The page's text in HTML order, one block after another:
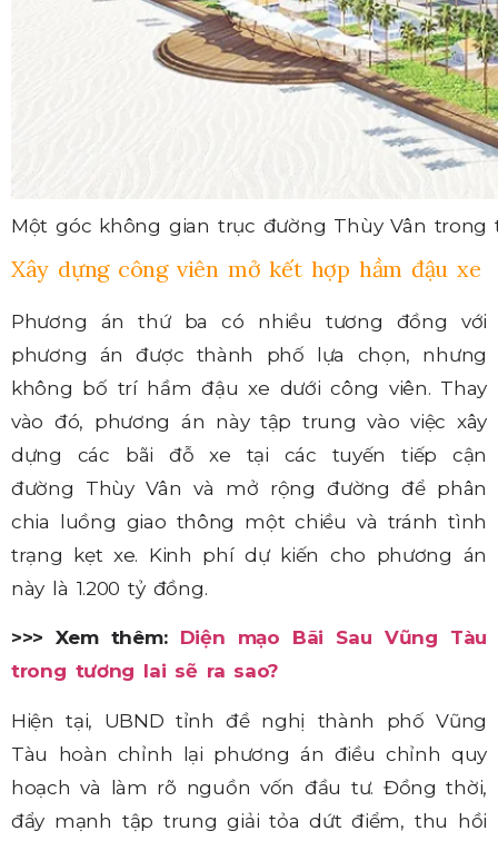
Một góc không gian trục đường Thùy Vân trong
Xây dựng công viên mở kết hợp hầm đậu xe
Phương án thứ ba có nhiều tương đồng với
phương án được thành phố lựa chọn, nhưng
không bố trí hầm đậu xe dưới công viên. Thay
vào đó, phương án này tập trung vào việc xây
dựng các bãi đỗ xe tại các tuyến tiếp cận
đường Thùy Vân và mở rộng đường để phân
chia luồng giao thông một chiều và tránh tình
trạng kẹt xe. Kinh phí dự kiến cho phương án
này là 1.200 tỷ đồng.
>>> Xem thêm: Diện mạo Bãi Sau Vũng Tàu
trong tương lai sẽ ra sao?
Hiện tại, UBND tỉnh đề nghị thành phố Vũng
Tàu hoàn chỉnh lại phương án điều chỉnh quy
hoạch và làm rõ nguồn vốn đầu tư. Đồng thời,
đẩy mạnh tập trung giải tỏa dứt điểm, thu hồi